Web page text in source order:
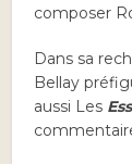
composer
Dans sa
Bellay
aussi Les